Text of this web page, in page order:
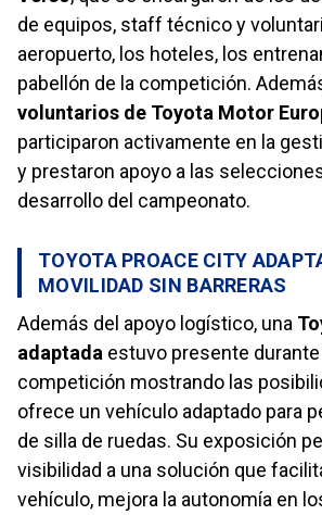
de equipos, staff técnico y
aeropuerto, los hoteles, los
pabellón de la competición.
voluntarios de Toyota Motor
participaron activamente en la
y prestaron apoyo a las
desarrollo del campeonato.
TOYOTA PROACE CITY
MOVILIDAD SIN BARRERAS
Además del apoyo logístico, una
adaptada estuvo presente durante
competición mostrando las
ofrece un vehículo adaptado para
de silla de ruedas. Su exposición
visibilidad a una solución que
vehículo, mejora la autonomía en